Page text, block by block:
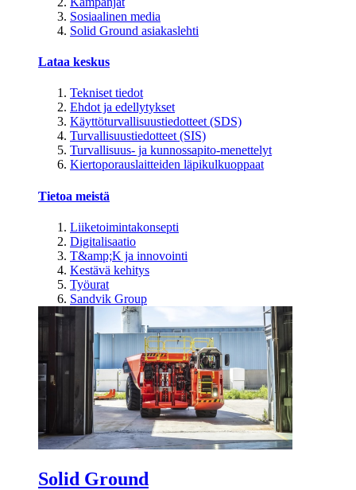
Sosiaalinen media
Solid Ground asiakaslehti
Lataa keskus
Tekniset tiedot
Ehdot ja edellytykset
Käyttöturvallisuustiedotteet (SDS)
Turvallisuustiedotteet (SIS)
Turvallisuus- ja kunnossapito-menettelyt
Kiertoporauslaitteiden läpikulkuoppaat
Tietoa meistä
Liiketoimintakonsepti
Digitalisaatio
T&amp;K ja innovointi
Kestävä kehitys
Työurat
Sandvik Group
Solid Ground